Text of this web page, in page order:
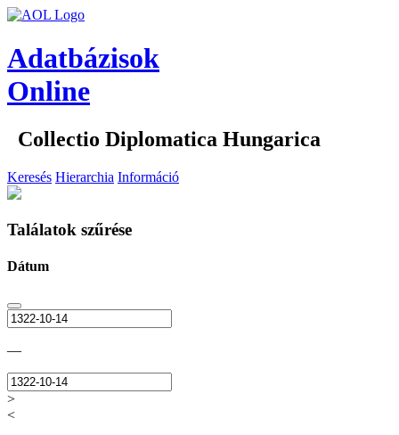
Adatbázisok
Online
Collectio Diplomatica Hungarica
Keresés Hierarchia Információ
Találatok szűrése
Dátum
—
>
<